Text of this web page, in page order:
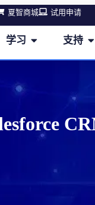
夏智商城 试用申请
学习 支持